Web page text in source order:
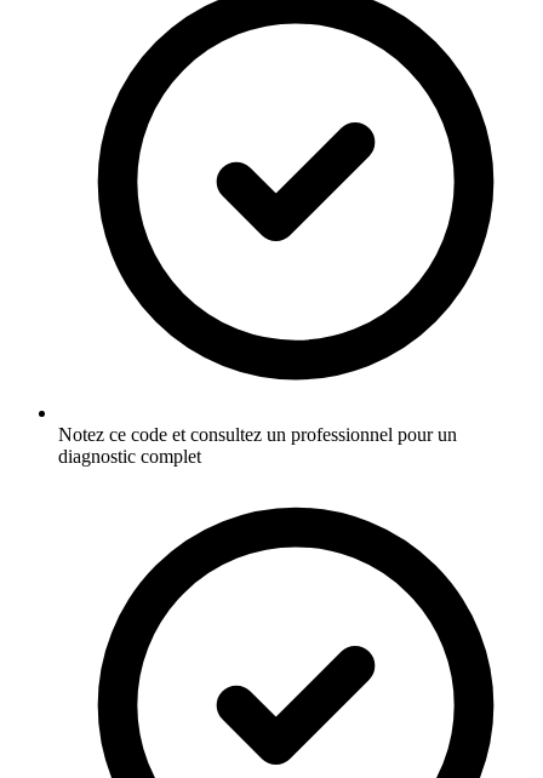
Notez ce code et consultez un professionnel pour un
diagnostic complet